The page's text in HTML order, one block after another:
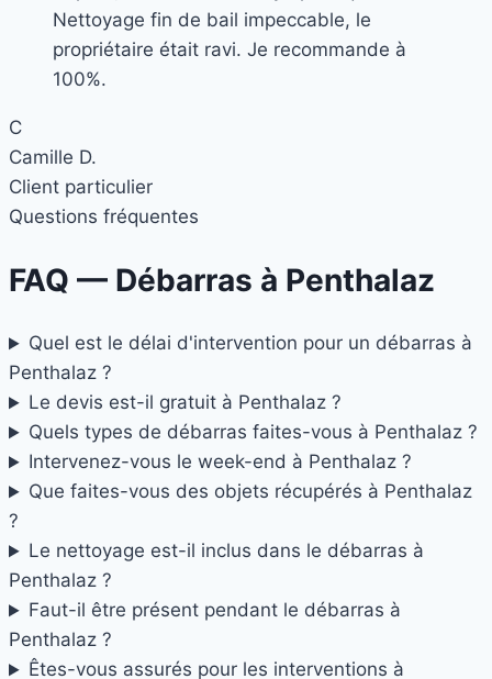
Nettoyage fin de bail impeccable, le
propriétaire était ravi. Je recommande à
100%.
C
Camille D.
Client particulier
Questions fréquentes
FAQ — Débarras à Penthalaz
Quel est le délai d'intervention pour un débarras à
Penthalaz ?
Le devis est-il gratuit à Penthalaz ?
Quels types de débarras faites-vous à Penthalaz ?
Intervenez-vous le week-end à Penthalaz ?
Que faites-vous des objets récupérés à Penthalaz
?
Le nettoyage est-il inclus dans le débarras à
Penthalaz ?
Faut-il être présent pendant le débarras à
Penthalaz ?
Êtes-vous assurés pour les interventions à